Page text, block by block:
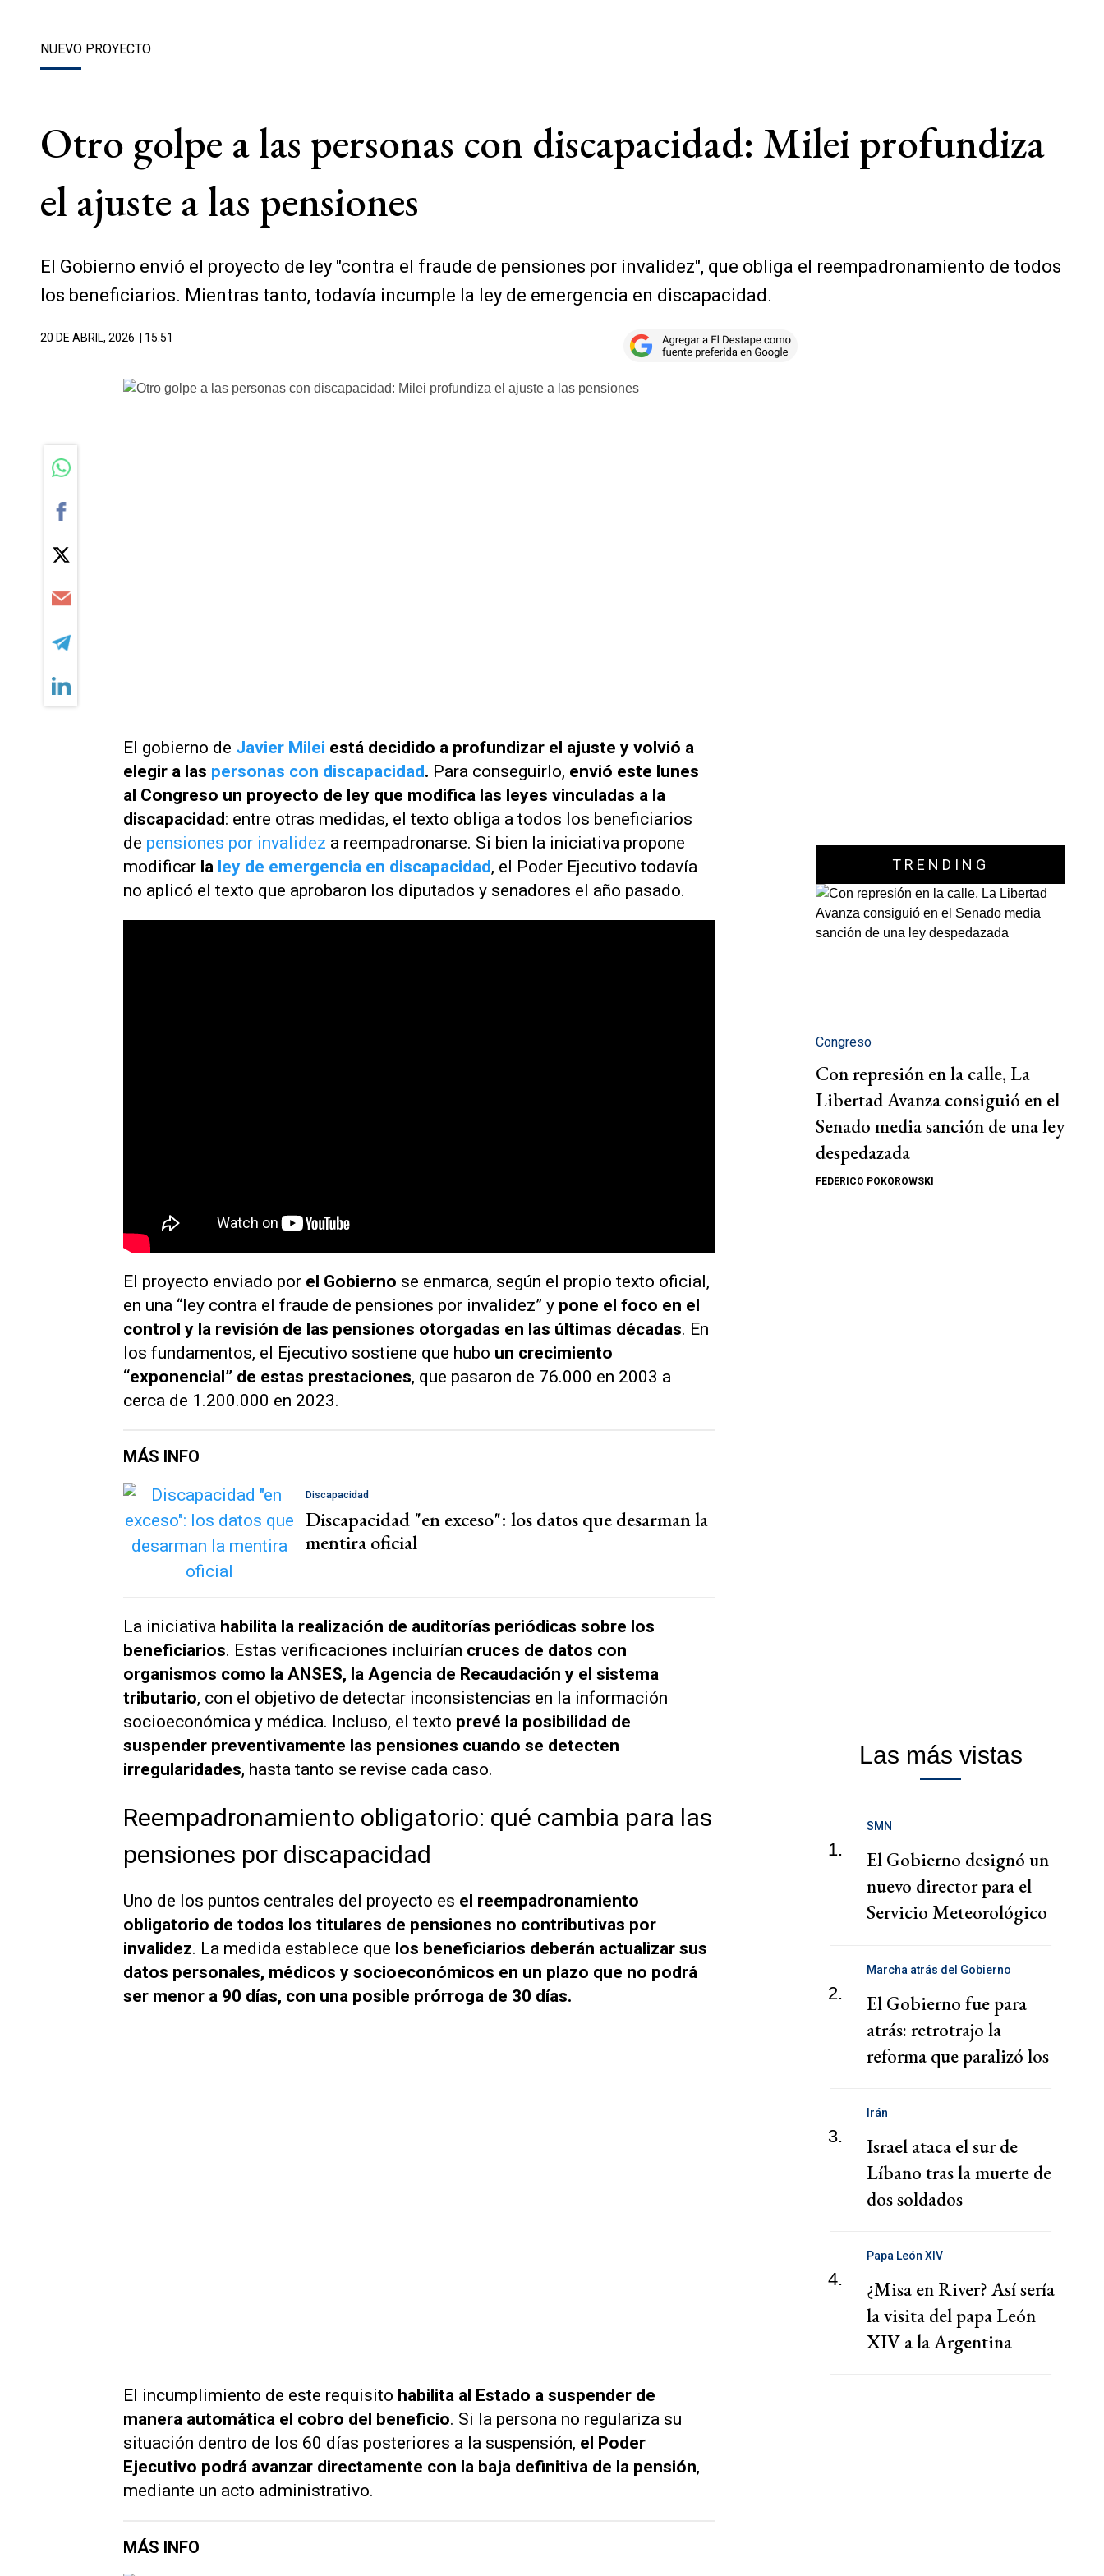
NUEVO PROYECTO
Otro golpe a las personas con discapacidad: Milei profundiza
el ajuste a las pensiones
El Gobierno envió el proyecto de ley "contra el fraude de pensiones por invalidez", que obliga el reempadronamiento de todos
los beneficiarios. Mientras tanto, todavía incumple la ley de emergencia en discapacidad.
20 DE ABRIL, 2026 | 15.51
El gobierno de Javier Milei está decidido a profundizar el ajuste y volvió a
elegir a las personas con discapacidad. Para conseguirlo, envió este lunes
al Congreso un proyecto de ley que modifica las leyes vinculadas a la
discapacidad: entre otras medidas, el texto obliga a todos los beneficiarios
de pensiones por invalidez a reempadronarse. Si bien la iniciativa propone
modificar la ley de emergencia en discapacidad, el Poder Ejecutivo todavía
no aplicó el texto que aprobaron los diputados y senadores el año pasado.
El proyecto enviado por el Gobierno se enmarca, según el propio texto oficial,
en una “ley contra el fraude de pensiones por invalidez” y pone el foco en el
control y la revisión de las pensiones otorgadas en las últimas décadas. En
los fundamentos, el Ejecutivo sostiene que hubo un crecimiento
“exponencial” de estas prestaciones, que pasaron de 76.000 en 2003 a
cerca de 1.200.000 en 2023.
MÁS INFO
Discapacidad
Discapacidad "en exceso": los datos que desarman la
mentira oficial
La iniciativa habilita la realización de auditorías periódicas sobre los
beneficiarios. Estas verificaciones incluirían cruces de datos con
organismos como la ANSES, la Agencia de Recaudación y el sistema
tributario, con el objetivo de detectar inconsistencias en la información
socioeconómica y médica. Incluso, el texto prevé la posibilidad de
suspender preventivamente las pensiones cuando se detecten
irregularidades, hasta tanto se revise cada caso.
Reempadronamiento obligatorio: qué cambia para las
pensiones por discapacidad
Uno de los puntos centrales del proyecto es el reempadronamiento
obligatorio de todos los titulares de pensiones no contributivas por
invalidez. La medida establece que los beneficiarios deberán actualizar sus
datos personales, médicos y socioeconómicos en un plazo que no podrá
ser menor a 90 días, con una posible prórroga de 30 días.
El incumplimiento de este requisito habilita al Estado a suspender de
manera automática el cobro del beneficio. Si la persona no regulariza su
situación dentro de los 60 días posteriores a la suspensión, el Poder
Ejecutivo podrá avanzar directamente con la baja definitiva de la pensión,
mediante un acto administrativo.
MÁS INFO
TRENDING
Congreso
Con represión en la calle, La
Libertad Avanza consiguió en el
Senado media sanción de una ley
despedazada
FEDERICO POKOROWSKI
Las más vistas
1.
SMN
El Gobierno designó un
nuevo director para el
Servicio Meteorológico
2.
Marcha atrás del Gobierno
El Gobierno fue para
atrás: retrotrajo la
reforma que paralizó los
3.
Irán
Israel ataca el sur de
Líbano tras la muerte de
dos soldados
4.
Papa León XIV
¿Misa en River? Así sería
la visita del papa León
XIV a la Argentina